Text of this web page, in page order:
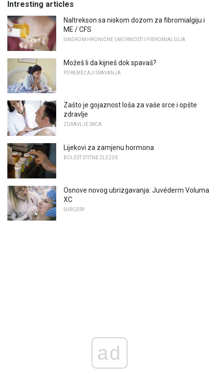
Intresting articles
Naltrekson sa niskom dozom za fibromialgiju i
ME / CFS
SINDROM HRONIČNE UMORNOSTI I FIBROMIALGIJA
Možeš li da kijneš dok spavaš?
POREMEĆAJI SPAVANJA
Zašto je gojaznost loša za vaše srce i opšte
zdravlje
ZDRAVLJE SRCA
Lijekovi za zamjenu hormona
BOLEST ŠTITNE ŽLEZDE
Osnove novog ubrizgavanja: Juvéderm Voluma
XC
SURGERY
ad